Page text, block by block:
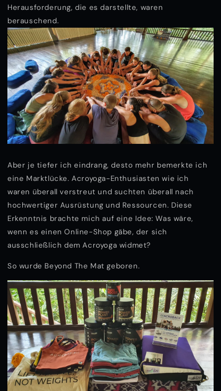
Herausforderung, die es darstellte, waren
berauschend.
Aber je tiefer ich eindrang, desto mehr bemerkte ich
eine Marktlücke. Acroyoga-Enthusiasten wie ich
waren überall verstreut und suchten überall nach
hochwertiger Ausrüstung und Ressourcen. Diese
Erkenntnis brachte mich auf eine Idee: Was wäre,
wenn es einen Online-Shop gäbe, der sich
ausschließlich dem Acroyoga widmet?
So wurde Beyond The Mat geboren.